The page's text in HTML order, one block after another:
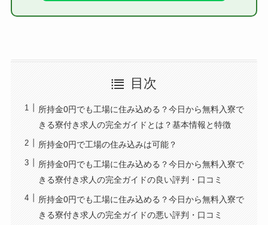
目次
所持金0円でも工場に住み込める？今日から無料入寮で
きる寮付き求人の完全ガイドとは？基本情報と特徴
所持金0円で工場の住み込みは可能？
所持金0円でも工場に住み込める？今日から無料入寮で
きる寮付き求人の完全ガイドの良い評判・口コミ
所持金0円でも工場に住み込める？今日から無料入寮で
きる寮付き求人の完全ガイドの悪い評判・口コミ